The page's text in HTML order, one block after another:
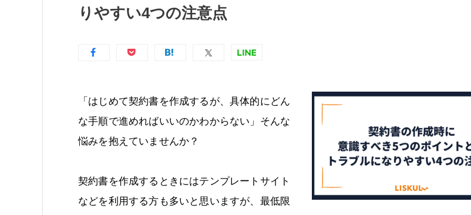
りやすい4つの注意点
「はじめて契約書を作成するが、具体的にどん
な手順で進めればいいのかわからない」そんな
悩みを抱えていませんか？
契約書を作成するときにはテンプレートサイト
などを利用する方も多いと思いますが、最低限